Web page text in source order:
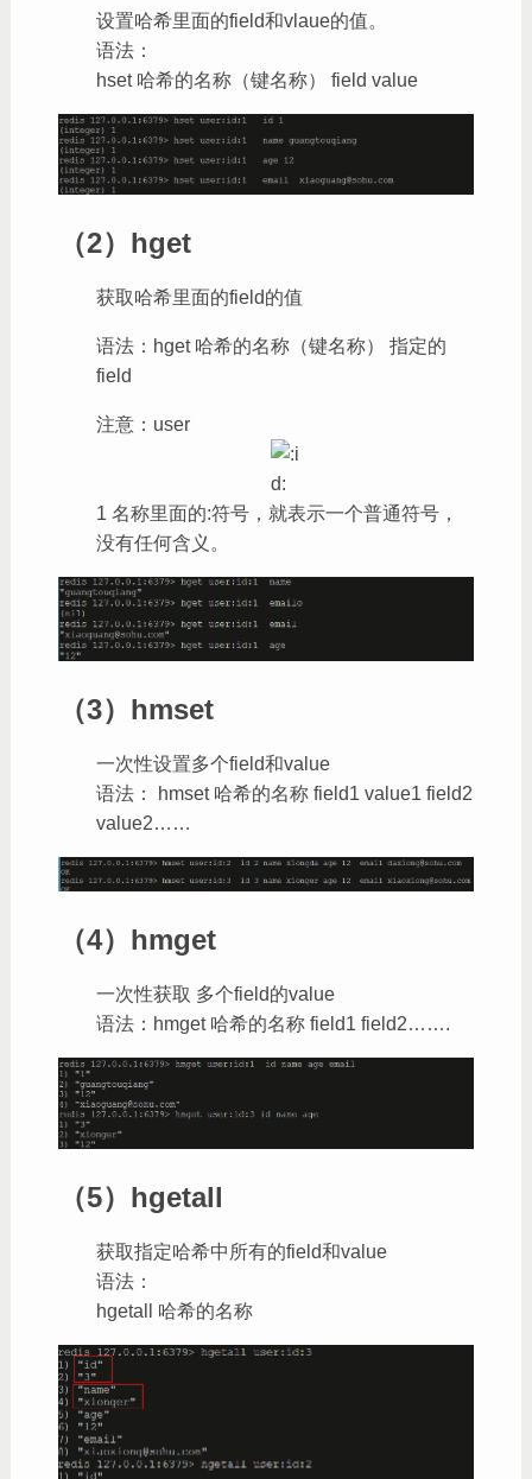
设置哈希里面的field和vlaue的值。
语法：
hset 哈希的名称（键名称） field value
（2）hget
获取哈希里面的field的值
语法：hget 哈希的名称（键名称） 指定的
field
注意：user
1 名称里面的:符号，就表示一个普通符号，
没有任何含义。
（3）hmset
一次性设置多个field和value
语法： hmset 哈希的名称 field1 value1 field2
value2……
（4）hmget
一次性获取 多个field的value
语法：hmget 哈希的名称 field1 field2…….
（5）hgetall
获取指定哈希中所有的field和value
语法：
hgetall 哈希的名称